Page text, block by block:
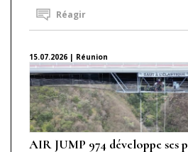
Réagir
15.07.2026 | Réunion
AIR JUMP 974 développe ses